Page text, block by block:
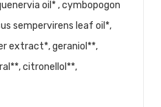
oil* , cymbopogon
sempervirens leaf oil*,
extract*, geraniol**,
citronellol**,